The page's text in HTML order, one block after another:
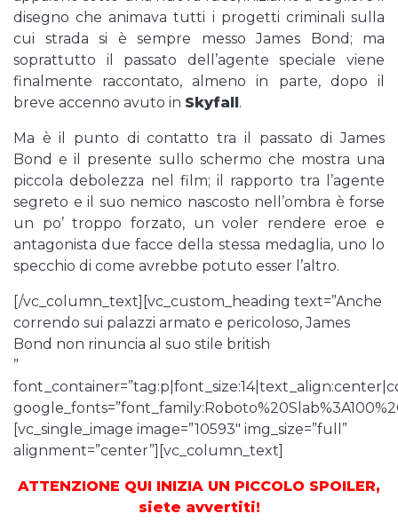
disegno che animava tutti i progetti criminali sulla
cui strada si è sempre messo James Bond; ma
soprattutto il passato dell’agente speciale viene
finalmente raccontato, almeno in parte, dopo il
breve accenno avuto in Skyfall.
Ma è il punto di contatto tra il passato di James
Bond e il presente sullo schermo che mostra una
piccola debolezza nel film; il rapporto tra l’agente
segreto e il suo nemico nascosto nell’ombra è forse
un po’ troppo forzato, un voler rendere eroe e
antagonista due facce della stessa medaglia, uno lo
specchio di come avrebbe potuto esser l’altro.
[/vc_column_text][vc_custom_heading text=”Anche
correndo sui palazzi armato e pericoloso, James
Bond non rinuncia al suo stile british
”
[vc_single_image image=”10593″ img_size=”full”
alignment=”center”][vc_column_text]
ATTENZIONE QUI INIZIA UN PICCOLO SPOILER,
siete avvertiti!